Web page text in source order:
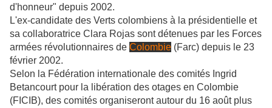
d'honneur" depuis 2002.
L'ex-candidate des Verts colombiens à la présidentielle et
sa collaboratrice Clara Rojas sont détenues par les Forces
armées révolutionnaires de Colombie (Farc) depuis le 23
février 2002.
Selon la Fédération internationale des comités Ingrid
Betancourt pour la libération des otages en Colombie
(FICIB), des comités organiseront autour du 16 août plus